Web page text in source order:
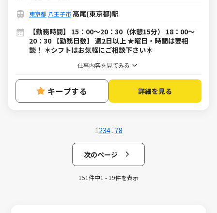
東京都 八王子市 高尾(東京都)駅
【勤務時間】 15：00～20：30（休憩15分） 18：00～
20：30 【勤務日数】 週2日以上 ★曜日・時間は要相
談！ ＊シフトはお気軽にご相談下さい＊
仕事内容を見てみる
キープする 詳細を見る
1234...78
次のページ
151件中1 - 19件を表示